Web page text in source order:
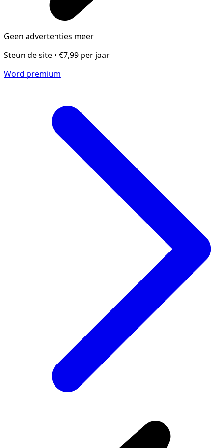
Geen advertenties meer
Steun de site • €7,99 per jaar
Word premium